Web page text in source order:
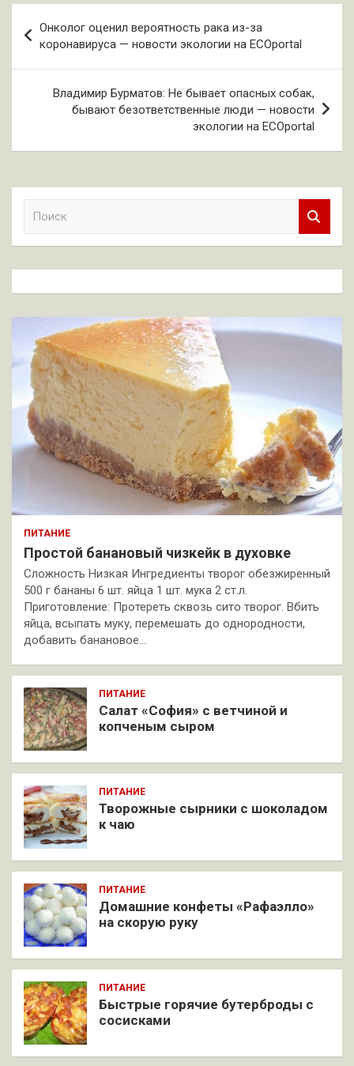
по
записям
Онколог оценил вероятность рака из-за
коронавируса — новости экологии на ECOportal
Владимир Бурматов: Не бывает опасных собак,
бывают безответственные люди — новости
экологии на ECOportal
к
ПИТАНИЕ
Простой банановый чизкейк в духовке
Сложность Низкая Ингредиенты творог обезжиренный
500 г бананы 6 шт. яйца 1 шт. мука 2 ст.л.
Приготовление: Протереть сквозь сито творог. Вбить
яйца, всыпать муку, перемешать до однородности,
добавить банановое…
ПИТАНИЕ
Салат «София» с ветчиной и
копченым сыром
ПИТАНИЕ
Творожные сырники с шоколадом
к чаю
ПИТАНИЕ
Домашние конфеты «Рафаэлло»
на скорую руку
ПИТАНИЕ
Быстрые горячие бутерброды с
сосисками